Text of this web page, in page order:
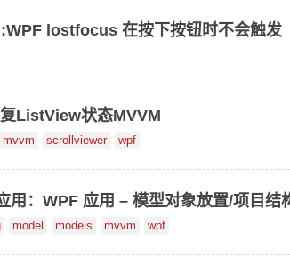
lostfocus 在按下按钮时不会触发
ListView状态MVVM
mvvm scrollviewer wpf
用：WPF 应用 – 模型对象放置/项目结
model models mvvm wpf